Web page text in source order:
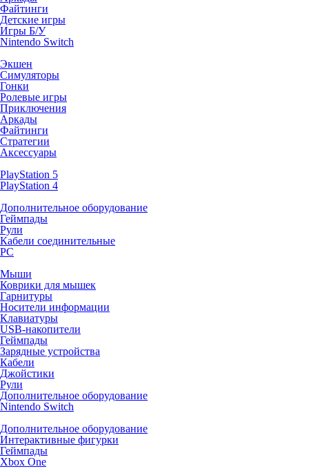
Файтинги
Детские игры
Игры Б/У
Nintendo Switch
Экшен
Симуляторы
Гонки
Ролевые игры
Приключения
Аркады
Файтинги
Стратегии
Аксессуары
PlayStation 5
PlayStation 4
Дополнительное оборудование
Геймпады
Рули
Кабели соединительные
PC
Мыши
Коврики для мышек
Гарнитуры
Носители информации
Клавиатуры
USB-накопители
Геймпады
Зарядные устройства
Кабели
Джойстики
Рули
Дополнительное оборудование
Nintendo Switch
Дополнительное оборудование
Интерактивные фигурки
Геймпады
Xbox One